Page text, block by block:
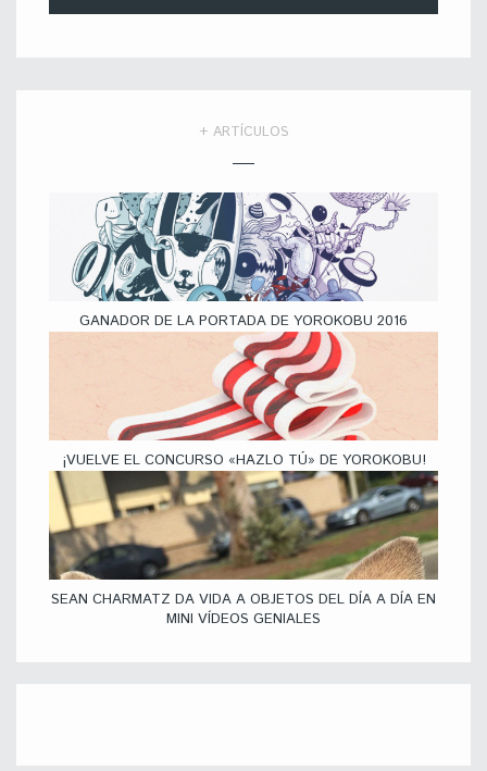
+ ARTÍCULOS
GANADOR DE LA PORTADA DE YOROKOBU 2016
¡VUELVE EL CONCURSO «HAZLO TÚ» DE YOROKOBU!
SEAN CHARMATZ DA VIDA A OBJETOS DEL DÍA A DÍA EN
MINI VÍDEOS GENIALES